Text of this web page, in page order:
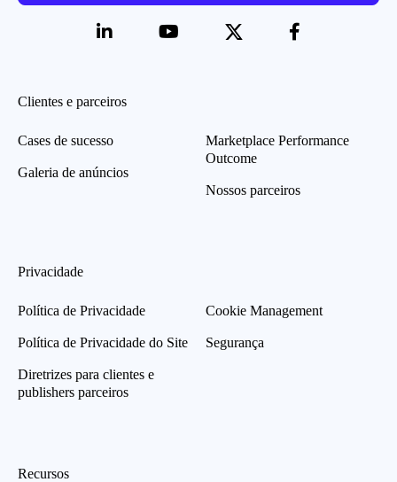
Clientes e parceiros
Cases de sucesso
Galeria de anúncios
Marketplace Performance
Outcome
Nossos parceiros
Privacidade
Política de Privacidade
Política de Privacidade do Site
Diretrizes para clientes e
publishers parceiros
Cookie Management
Segurança
Recursos